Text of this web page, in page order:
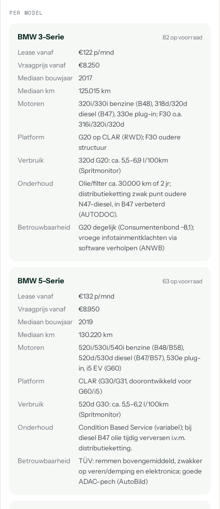
PER MODEL
BMW 3-Serie 82 op voorraad
Lease vanaf
€122 p/mnd
Vraagprijs vanaf
€8.250
Mediaan bouwjaar
2017
Mediaan km
125.015 km
Motoren
320i/330i benzine (B48), 318d/320d
diesel (B47), 330e plug-in; F30 o.a.
316i/320i/320d
Platform
G20 op CLAR (RWD); F30 oudere
structuur
Verbruik
320d G20: ca. 5,5-6,9 l/100km
(Spritmonitor)
Onderhoud
Olie/filter ca. 30.000 km of 2 jr;
distributieketting zwak punt oudere
N47-diesel, in B47 verbeterd
(AUTODOC).
Betrouwbaarheid
G20 degelijk (Consumentenbond ~8,1);
vroege infotainmentklachten via
software verholpen (ANWB)
BMW 5-Serie 63 op voorraad
Lease vanaf
€132 p/mnd
Vraagprijs vanaf
€8.950
Mediaan bouwjaar
2019
Mediaan km
130.220 km
Motoren
520i/530i/540i benzine (B48/B58),
520d/530d diesel (B47/B57), 530e plug-
in, i5 EV (G60)
Platform
CLAR (G30/G31, doorontwikkeld voor
G60/i5)
Verbruik
520d G30: ca. 5,5-6,2 l/100km
(Spritmonitor)
Onderhoud
Condition Based Service (variabel); bij
diesel B47 olie tijdig verversen i.v.m.
distributieketting.
Betrouwbaarheid
TÜV: remmen bovengemiddeld, zwakker
op veren/demping en elektronica; goede
ADAC-pech (AutoBild)